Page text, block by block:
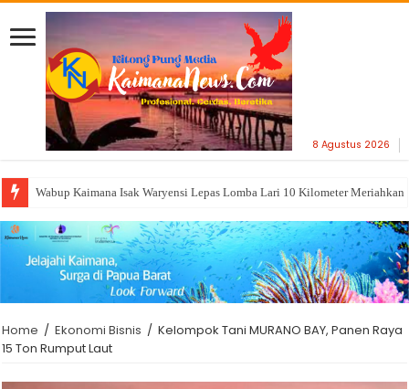
8 Agustus 2026
Wabup Kaimana Isak Waryensi Lepas Lomba Lari 10 Kilometer
Home / Ekonomi Bisnis / Kelompok Tani MURANO BAY, Panen Raya
15 Ton Rumput Laut